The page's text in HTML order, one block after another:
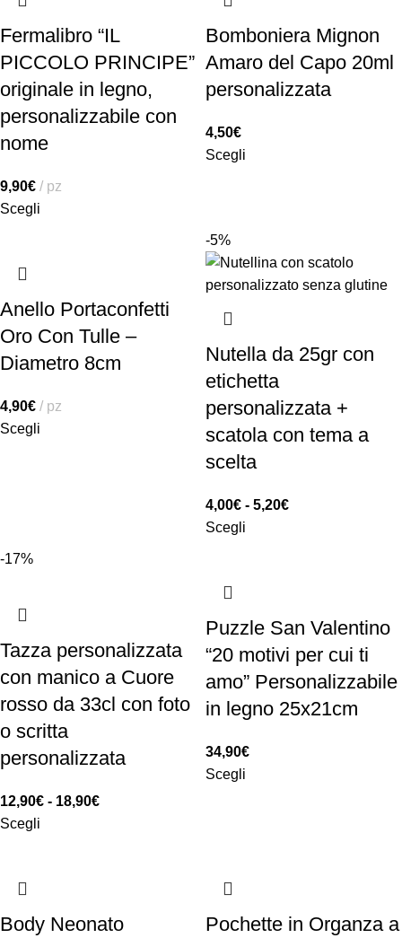
Fermalibro “IL
PICCOLO PRINCIPE”
originale in legno,
personalizzabile con
nome
9,90€
pz
Scegli
Bomboniera Mignon
Amaro del Capo 20ml
personalizzata
4,50€
Scegli
Anello Portaconfetti
Oro Con Tulle –
Diametro 8cm
4,90€
pz
Scegli
-5%
Nutella da 25gr con
etichetta
personalizzata +
scatola con tema a
scelta
4,00€ - 5,20€
Scegli
-17%
Tazza personalizzata
con manico a Cuore
rosso da 33cl con foto
o scritta
personalizzata
12,90€ - 18,90€
Scegli
Puzzle San Valentino
“20 motivi per cui ti
amo” Personalizzabile
in legno 25x21cm
34,90€
Scegli
Body Neonato
Pochette in Organza a